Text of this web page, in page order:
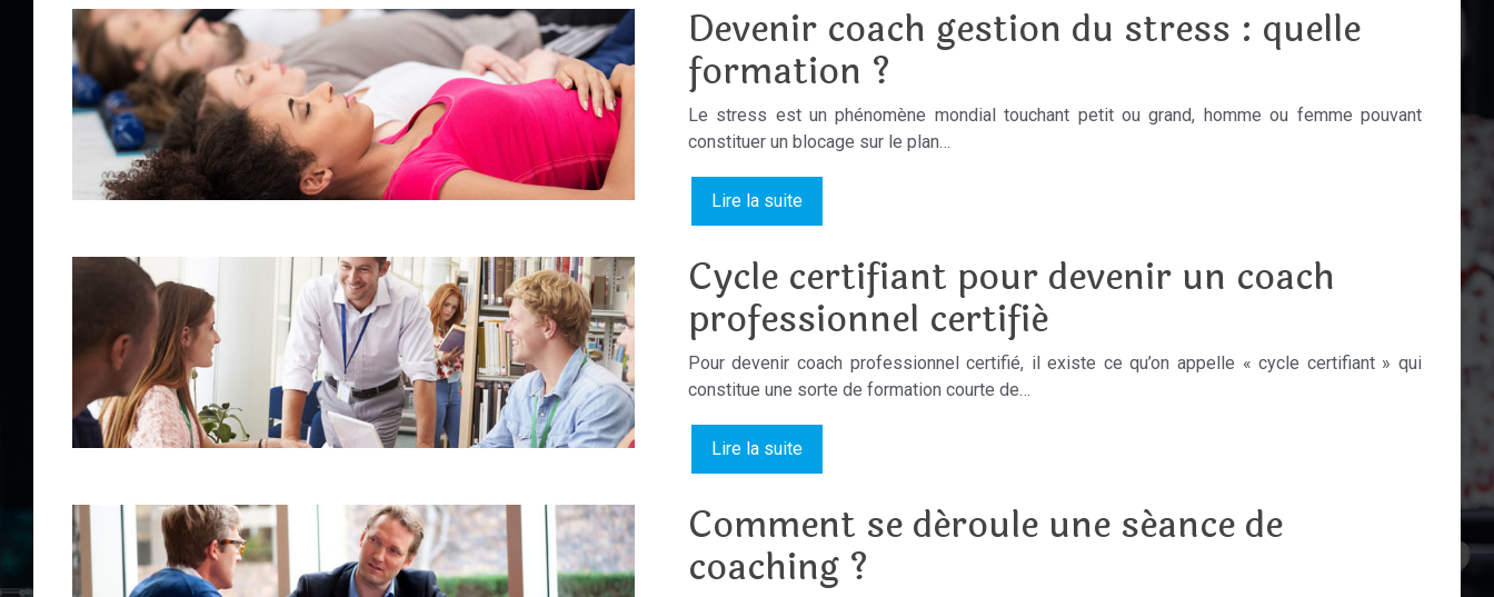
Devenir coach gestion du stress : quelle
formation ?
Le stress est un phénomène mondial touchant petit ou grand, homme ou femme pouvant
constituer un blocage sur le plan…
Lire la suite
Cycle certifiant pour devenir un coach
professionnel certifié
Pour devenir coach professionnel certifié, il existe ce qu’on appelle « cycle certifiant » qui
constitue une sorte de formation courte de…
Lire la suite
Comment se déroule une séance de
coaching ?